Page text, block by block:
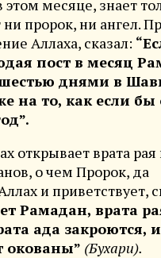
этом месяце, знает
ни пророк, ни ангел.
Аллаха, сказал:
пост в месяц
днями в
на то, как если бы
открывает врата рая
о чем Пророк, да
и приветствует,
Рамадан, врата
ада закроются, и
окованы” (Бухари).